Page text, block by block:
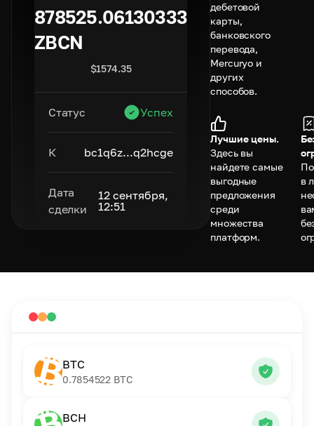
878525.06130333
ZBCN
$1574.35
Статус Успех
К bc1q6z...q2hcge
Дата
сделки
12 сентября,
12:51
дебетовой
карты,
банковского
перевода,
Mercuryo и
других
способов.
Лучшие цены.
Здесь вы
найдете самые
выгодные
предложения
среди
множества
платформ.
в
BTC
0.7854522 BTC
BCH